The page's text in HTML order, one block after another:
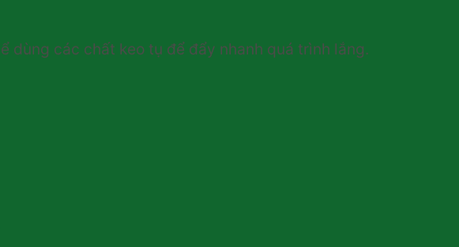
dùng các chất keo tụ để đẩy nhanh quá trình lắng.